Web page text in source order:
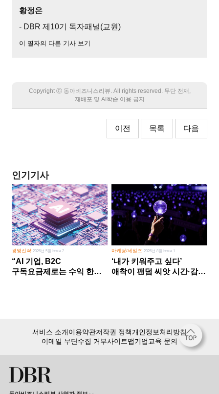
황정은
- DBR 제10기 독자패널(교원)
이 필자의 다른 기사 보기
Copyright Ⓒ 동아비즈니스리뷰. All rights reserved. 무단 전재,
재배포 및 AI학습 이용 금지
이전 목록 다음
인기기사
경영전략 2026년 5월 Issue 2
“AI 기업, B2C
구독요금제로는 수익 한계
마케팅/세일즈 2026년 8월 Issue 1
‘내가 키워주고 싶다’
애착이 팬덤 씨앗 시간·감정
서비스 소개이용약관저작권 정책개인정보처리방침
이메일 무단수집 거부사이트맵기업교육 문의